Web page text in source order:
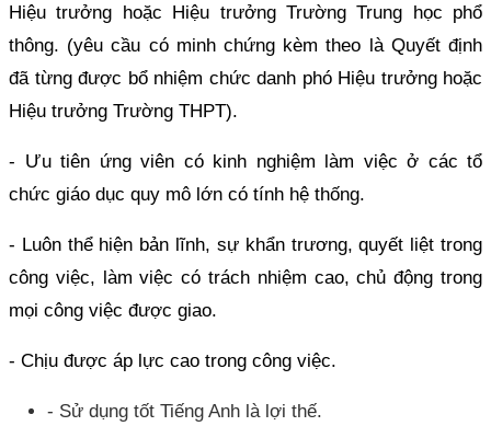
Hiệu trưởng hoặc Hiệu trưởng Trường Trung học phổ
thông. (yêu cầu có minh chứng kèm theo là Quyết định
đã từng được bổ nhiệm chức danh phó Hiệu trưởng hoặc
Hiệu trưởng Trường THPT).
- Ưu tiên ứng viên có kinh nghiệm làm việc ở các tổ
chức giáo dục quy mô lớn có tính hệ thống.
- Luôn thể hiện bản lĩnh, sự khẩn trương, quyết liệt trong
công việc, làm việc có trách nhiệm cao, chủ động trong
mọi công việc được giao.
- Chịu được áp lực cao trong công việc.
- Sử dụng tốt Tiếng Anh là lợi thế.